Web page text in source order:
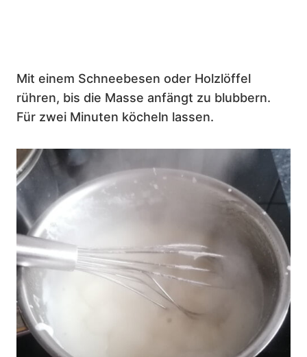
Mit einem Schneebesen oder Holzlöffel
rühren, bis die Masse anfängt zu blubbern.
Für zwei Minuten köcheln lassen.